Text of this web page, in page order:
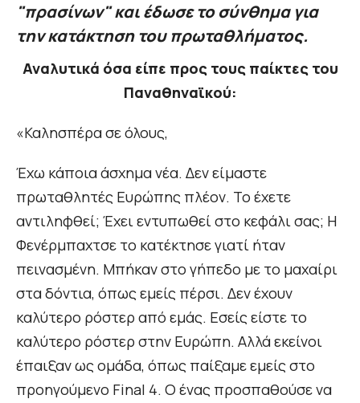
"πρασίνων" και έδωσε το σύνθημα για
την κατάκτηση του πρωταθλήματος.
Αναλυτικά όσα είπε προς τους παίκτες του
Παναθηναϊκού:
«Καλησπέρα σε όλους,
Έχω κάποια άσχημα νέα. Δεν είμαστε
πρωταθλητές Ευρώπης πλέον. Το έχετε
αντιληφθεί; Έχει εντυπωθεί στο κεφάλι σας; Η
Φενέρμπαχτσε το κατέκτησε γιατί ήταν
πεινασμένη. Μπήκαν στο γήπεδο με το μαχαίρι
στα δόντια, όπως εμείς πέρσι. Δεν έχουν
καλύτερο ρόστερ από εμάς. Εσείς είστε το
καλύτερο ρόστερ στην Ευρώπη. Αλλά εκείνοι
έπαιξαν ως ομάδα, όπως παίξαμε εμείς στο
προηγούμενο Final 4. Ο ένας προσπαθούσε να